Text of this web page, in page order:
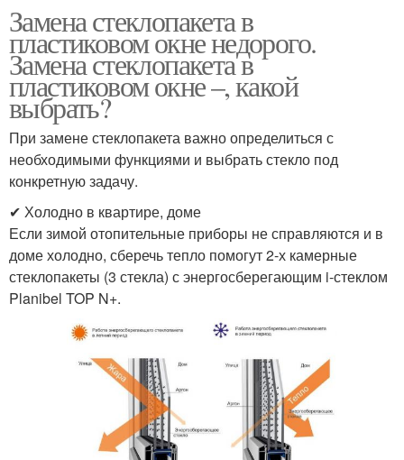
Замена стеклопакета в
пластиковом окне недорого.
Замена стеклопакета в
пластиковом окне –, какой
выбрать?
При замене стеклопакета важно определиться с
необходимыми функциями и выбрать стекло под
конкретную задачу.
✔ Холодно в квартире, доме
Если зимой отопительные приборы не справляются и в
доме холодно, сберечь тепло помогут 2-х камерные
стеклопакеты (3 стекла) с энергосберегающим i-стеклом
Planibel TOP N+.